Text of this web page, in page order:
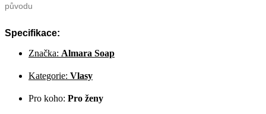
původu
Specifikace:
Značka: Almara Soap
Kategorie: Vlasy
Pro koho: Pro ženy